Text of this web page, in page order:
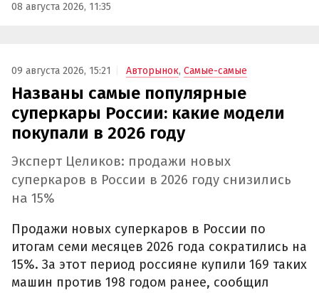
08 августа 2026, 11:35
09 августа 2026, 15:21 Авторынок, Самые-самые
Названы самые популярные
суперкары России: какие модели
покупали в 2026 году
Эксперт Целиков: продажи новых
суперкаров в России в 2026 году снизились
на 15%
Продажи новых суперкаров в России по
итогам семи месяцев 2026 года сократились на
15%. За этот период россияне купили 169 таких
машин против 198 годом ранее, сообщил